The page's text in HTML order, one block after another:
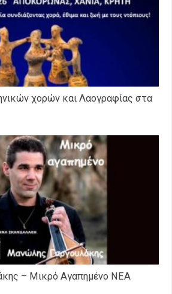
χορών και Λαογραφίας στα
– Μικρό Αγαπημένο NEΑ